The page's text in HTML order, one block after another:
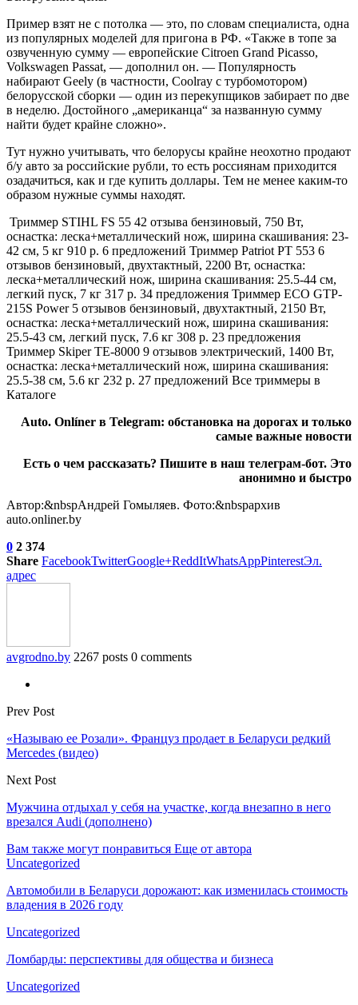
Пример взят не с потолка — это, по словам специалиста, одна
из популярных моделей для пригона в РФ. «Также в топе за
озвученную сумму — европейские Citroen Grand Picasso,
Volkswagen Passat, — дополнил он. — Популярность
набирают Geely (в частности, Coolray с турбомотором)
белорусской сборки — один из перекупщиков забирает по две
в неделю. Достойного „американца“ за названную сумму
найти будет крайне сложно».
Тут нужно учитывать, что белорусы крайне неохотно продают
б/у авто за российские рубли, то есть россиянам приходится
озадачиться, как и где купить доллары. Тем не менее каким-то
образом нужные суммы находят.
Триммер STIHL FS 55 42 отзыва бензиновый, 750 Вт,
оснастка: леска+металлический нож, ширина скашивания: 23-
42 см, 5 кг 910 р. 6 предложений Триммер Patriot PT 553 6
отзывов бензиновый, двухтактный, 2200 Вт, оснастка:
леска+металлический нож, ширина скашивания: 25.5-44 см,
легкий пуск, 7 кг 317 р. 34 предложения Триммер ECO GTP-
215S Power 5 отзывов бензиновый, двухтактный, 2150 Вт,
оснастка: леска+металлический нож, ширина скашивания:
25.5-43 см, легкий пуск, 7.6 кг 308 р. 23 предложения
Триммер Skiper TE-8000 9 отзывов электрический, 1400 Вт,
оснастка: леска+металлический нож, ширина скашивания:
25.5-38 см, 5.6 кг 232 р. 27 предложений Все триммеры в
Каталоге
Auto. Onlíner в Telegram: обстановка на дорогах и только
самые важные новости
Есть о чем рассказать? Пишите в наш телеграм-бот. Это
анонимно и быстро
Автор:&nbspАндрей Гомыляев. Фото:&nbspархив
auto.onliner.by
0 2 374
Share FacebookTwitterGoogle+ReddItWhatsAppPinterestЭл.
адрес
avgrodno.by 2267 posts 0 comments
Prev Post
«Называю ее Розали». Француз продает в Беларуси редкий
Mercedes (видео)
Next Post
Мужчина отдыхал у себя на участке, когда внезапно в него
врезался Audi (дополнено)
Вам также могут понравиться Еще от автора
Uncategorized
Автомобили в Беларуси дорожают: как изменилась стоимость
владения в 2026 году
Uncategorized
Ломбарды: перспективы для общества и бизнеса
Uncategorized